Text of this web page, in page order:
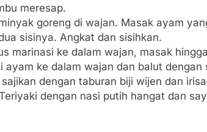
meresap.
goreng di wajan. Masak ayam
sisinya. Angkat dan sisihkan.
marinasi ke dalam wajan, masak
ayam ke dalam wajan dan balut
dengan taburan biji wijen dan
dengan nasi putih hangat dan